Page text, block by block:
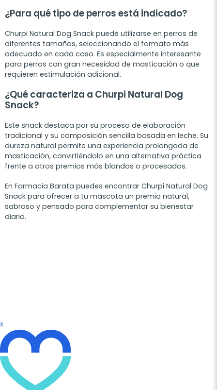
¿Para qué tipo de perros está indicado?
Churpi Natural Dog Snack puede utilizarse en perros de
diferentes tamaños, seleccionando el formato más
adecuado en cada caso. Es especialmente interesante
para perros con gran necesidad de masticación o que
requieren estimulación adicional.
¿Qué caracteriza a Churpi Natural Dog
Snack?
Este snack destaca por su proceso de elaboración
tradicional y su composición sencilla basada en leche. Su
dureza natural permite una experiencia prolongada de
masticación, convirtiéndolo en una alternativa práctica
frente a otros premios más blandos o procesados.
En Farmacia Barata puedes encontrar Churpi Natural Dog
Snack para ofrecer a tu mascota un premio natural,
sabroso y pensado para complementar su bienestar
diario.
x